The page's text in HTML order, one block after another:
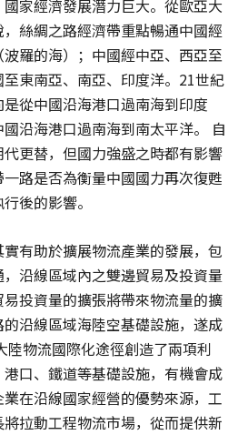
家經濟發展潛力巨大。從歐亞大
絲綢之路經濟帶重點暢通中國經
羅的海）；中國經中亞、西亞至
東南亞、南亞、印度洋。21世紀
從中國沿海港口過南海到印度
沿海港口過南海到南太平洋。 自
更替，但國力強盛之時都有影響
路是否為衡量中國國力再次復甦
後的影響。
有助於擴展物流產業的發展，包
沿線區域內之雙邊貿易及投資量
投資量的擴張將帶來物流量的擴
沿線區域海陸空基礎設施，遂成
陸物流國際化途徑創造了兩項利
口、鐵道等基礎設施，有機會成
在沿線國家經營的優勢來源，工
拉動工程物流市場，從而提供新